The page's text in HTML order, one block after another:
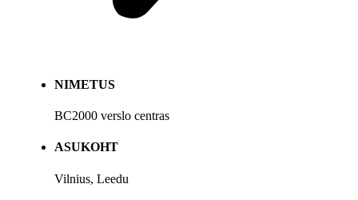
NIMETUS
BC2000 verslo centras
ASUKOHT
Vilnius, Leedu